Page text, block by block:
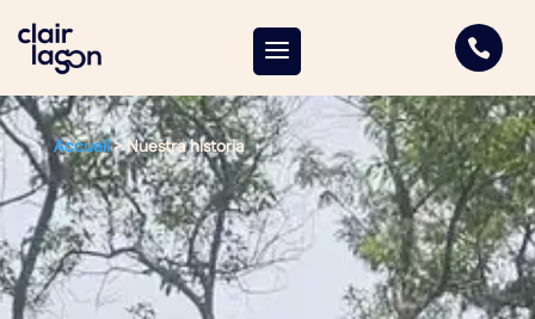

Accueil>Nuestra historia